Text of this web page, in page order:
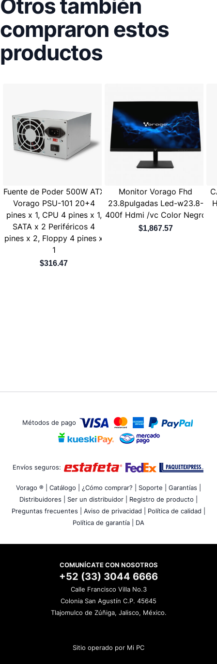
Otros también
compraron estos
productos
Fuente de Poder 500W ATX
Vorago PSU-101 20+4
pines x 1, CPU 4 pines x 1,
SATA x 2 Periféricos 4
pines x 2, Floppy 4 pines x
1
$316.47
Monitor Vorago Fhd
23.8pulgadas Led-w23.8-
400f Hdmi /vc Color Negro
$1,867.57
Métodos de pago
Envíos seguros:
Vorago ® | Catálogo | ¿Cómo comprar? | Soporte |
Garantías |
Distribuidores |
Ser un distribuidor |
Registro de producto |
Preguntas frecuentes |
Aviso de privacidad |
Política de calidad |
Política de garantía |
DA
COMUNÍCATE CON NOSOTROS
+52 (33) 3044 6666
Calle Francisco Villa No.3
Colonia San Agustín C.P. 45645
Tlajomulco de Zúñiga, Jalisco, México.
Sitio operado por Mi PC